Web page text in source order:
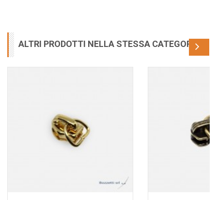
ALTRI PRODOTTI NELLA STESSA CATEGORIA